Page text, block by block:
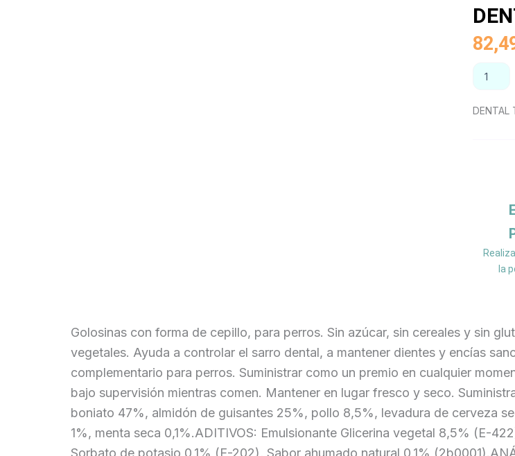
TREATS
cms./12
DENTAL
la
Golosinas con forma de cepillo, para perros. Sin azúcar, sin cereales y sin
vegetales. Ayuda a controlar el sarro dental, a mantener dientes y encías
complementario para perros. Suministrar como un premio en cualquier
bajo supervisión mientras comen. Mantener en lugar fresco y seco.
boniato 47%, almidón de guisantes 25%, pollo 8,5%, levadura de cerveza
1%, menta seca 0,1%.ADITIVOS: Emulsionante Glicerina vegetal 8,5% (E-